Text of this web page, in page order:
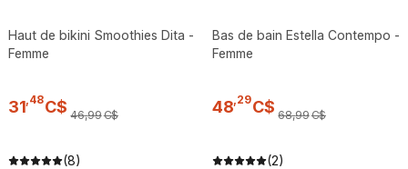
Haut de bikini Smoothies Dita -
Femme
31 48C$ 46,99C$
(8)
Bas de bain Estella Contempo -
Femme
48 29C$ 68,99C$
(2)